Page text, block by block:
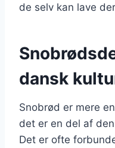
de selv kan lave
dansk
Snobrød er mere
det er en del af
Det er ofte